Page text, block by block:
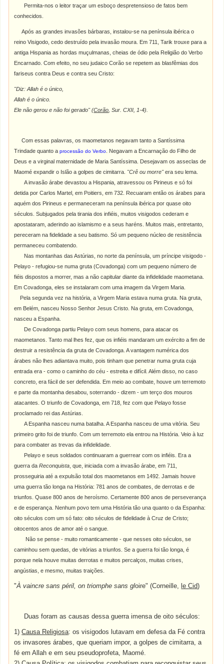
Permita-nos o leitor traçar um esboço despretensioso de fatos bem
conhecidos.
Após as grandes invasões bárbaras, instalou-se na península ibérica o
reino Visigodo, cedo destruído pela invasão moura. Em 711, Tarik trouxe para a
antiga Hispania as hordas muçulmanas, cheias de ódio pela Religião do Verbo
Encarnado. Com efeito, no seu judaico Corão se repetem as blasfêmias dos
fariseus contra Deus e contra seu Cristo:
"Diz: Allah é o único,
Allah é o único.
Ele não gerou e não foi gerado" (Corão , Sur. CXII, 1-4).
Com essas palavras, os maometanos negavam tanto a Santíssima
Trindade quanto aprocessão do Verbo . Negavam a Encarnação do Filho de
Deus e a virginal maternidade de Maria Santíssima. Desejavam os asseclas de
Maomé expandir o Islão a golpes de cimitarra. "Crê ou morre"era seu lema.
A invasão árabe devastou a Hispania, atravessou os Pirineus e só foi
detida por Carlos Martel, em Poitiers, em 732. Recuaram então os árabes para
aquém dos Pirineus e permaneceram na península ibérica por quase oito
séculos. Subjugados pela tirania dos infiéis, muitos visigodos cederam e
apostataram, aderindo ao islamismo e a seus haréns. Muitos mais, entretanto,
pereceram na fidelidade a seu batismo. Só um pequeno núcleo de resistência
permaneceu combatendo.
Nas montanhas das Astúrias, no norte da península, um príncipe visigodo -
Pelayo - refugiou-se numa gruta (Covadonga) com um pequeno número de
fiéis dispostos a morrer, mas a não capitular diante da infidelidade maometana.
Em Covadonga, eles se instalaram com uma imagem da Virgem Maria.
Pela segunda vez na história, a Virgem Maria estava numa gruta. Na gruta,
em Belém, nasceu Nosso Senhor Jesus Cristo. Na gruta, em Covadonga,
nasceu a Espanha.
De Covadonga partiu Pelayo com seus homens, para atacar os
maometanos. Tanto mal lhes fez, que os infiéis mandaram um exército a fim de
destruir a resistência da gruta de Covadonga. A vantagem numérica dos
árabes não lhes adiantava muito, pois tinham que penetrar numa gruta cuja
entrada era - como o caminho do céu - estreita e difícil. Além disso, no caso
concreto, era fácil de ser defendida. Em meio ao combate, houve um terremoto
e parte da montanha desabou, soterrando - dizem - um terço dos mouros
atacantes. O triunfo de Covadonga, em 718, fez com que Pelayo fosse
proclamado rei das Astúrias.
A Espanha nasceu numa batalha. A Espanha nasceu de uma vitória. Seu
primeiro grito foi de triunfo. Com um terremoto ela entrou na História. Veio à luz
para combater as trevas da infidelidade.
Pelayo e seus soldados continuaram a guerrear com os infiéis. Era a
guerra daReconquista , que, iniciada com a invasão árabe, em 711,
prosseguiria até a expulsão total dos maometanos em 1492. Jamais houve
uma guerra tão longa na História: 781 anos de combates, de derrotas e de
triunfos. Quase 800 anos de heroísmo. Certamente 800 anos de perseverança
e de esperança. Nenhum povo tem uma História tão una quanto o da Espanha:
oito séculos com um só fato: oito séculos de fidelidade à Cruz de Cristo;
oitocentos anos de amor até o sangue.
Não se pense - muito romanticamente - que nesses oito séculos, se
caminhou sem quedas, de vitórias a triunfos. Se a guerra foi tão longa, é
porque nela houve muitas derrotas e muitos percalços, muitas crises,
angústias, e mesmo, muitas traições.
"À vaincre sans péril, on triomphe sans gloire"(Corneille, le Cid)
Duas foram as causas dessa guerra imensa de oito séculos:
1)Causa Religiosa: os visigodos lutavam em defesa da Fé contra
os invasores árabes, que queriam impor, a golpes de cimitarra, a
fé em Allah e em seu pseudoprofeta, Maomé.